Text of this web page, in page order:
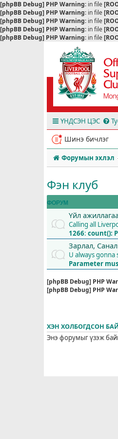
[phpBB Debug] PHP Warning: in file
[phpBB Debug] PHP Warning: in file
[phpBB Debug] PHP Warning: in file
[phpBB Debug] PHP Warning: in file
[phpBB Debug] PHP Warning: in file
ҮНДСЭН ЦЭС
Шинэ бичлэг
Форумын эхлэл
Фэн клуб
ФОРУМ
Үйл ажиллагаа
Calling all
1266: count():
Зарлал, Санал
U always gonna
Parameter
[phpBB Debug] PHP
[phpBB Debug] PHP
ХЭН ХОЛБОГДСОН
Энэ форумыг үзэж